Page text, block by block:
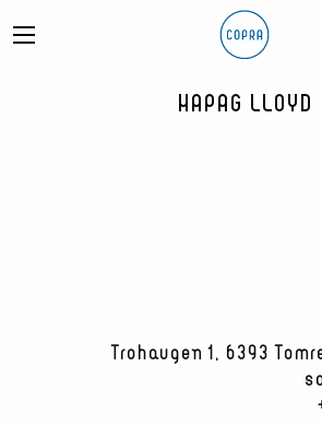
HAPAG LLOYD
Trohaugen 1, 6393